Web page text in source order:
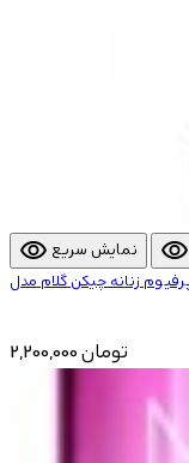
visibility نمایش سریع visibility
2,200,000 تومان